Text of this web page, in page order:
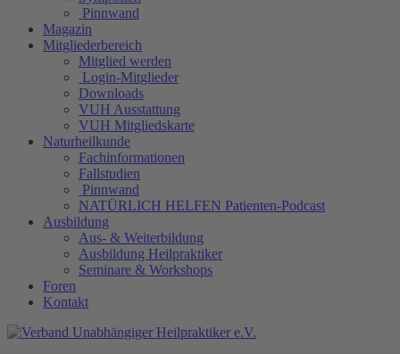
Pinnwand
Magazin
Mitgliederbereich
Mitglied werden
Login-Mitglieder
Downloads
VUH Ausstattung
VUH Mitgliedskarte
Naturheilkunde
Fachinformationen
Fallstudien
Pinnwand
NATÜRLICH HELFEN Patienten-Podcast
Ausbildung
Aus- & Weiterbildung
Ausbildung Heilpraktiker
Seminare & Workshops
Foren
Kontakt